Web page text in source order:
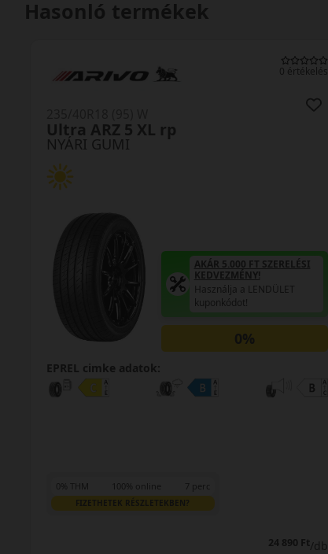
Hasonló termékek
0 értékelés
NYÁRI GUMI
U11 RXMotion XL
AKÁR 5.000 FT SZERELÉSI
KEDVEZMÉNY!
Használja a LENDÜLET
kuponkódot!
0%
EPREL cimke adatok:
0% THM 100% online 7 perc
FIZETHETEK RÉSZLETEKBEN?
23 490 Ft/db